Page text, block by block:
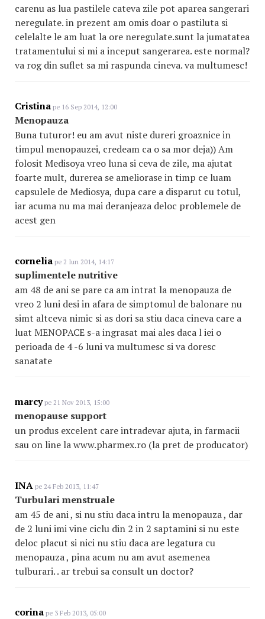
carenu as lua pastilele cateva zile pot aparea sangerari
neregulate. in prezent am omis doar o pastiluta si
celelalte le am luat la ore neregulate.sunt la jumatatea
tratamentului si mi a inceput sangerarea. este normal?
va rog din suflet sa mi raspunda cineva. va multumesc!
Cristina pe 16 Sep 2014, 12:00
Menopauza
Buna tuturor! eu am avut niste dureri groaznice in
timpul menopauzei, credeam ca o sa mor deja)) Am
folosit Medisoya vreo luna si ceva de zile, ma ajutat
foarte mult, durerea se ameliorase in timp ce luam
capsulele de Mediosya, dupa care a disparut cu totul,
iar acuma nu ma mai deranjeaza deloc problemele de
acest gen
cornelia pe 2 Iun 2014, 14:17
suplimentele nutritive
am 48 de ani se pare ca am intrat la menopauza de
vreo 2 luni desi in afara de simptomul de balonare nu
simt altceva nimic si as dori sa stiu daca cineva care a
luat MENOPACE s-a ingrasat mai ales daca l iei o
perioada de 4 -6 luni va multumesc si va doresc
sanatate
marcype 21 Nov 2013, 15:00
menopause support
un produs excelent care intradevar ajuta, in farmacii
sau on line la www.pharmex.ro (la pret de producator)
INA pe 24 Feb 2013, 11:47
Turbulari menstruale
am 45 de ani , si nu stiu daca intru la menopauza , dar
de 2 luni imi vine ciclu din 2 in 2 saptamini si nu este
deloc placut si nici nu stiu daca are legatura cu
menopauza , pina acum nu am avut asemenea
tulburari. . ar trebui sa consult un doctor?
corina pe 3 Feb 2013, 05:00